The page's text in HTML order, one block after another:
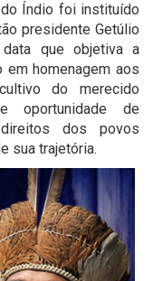
Índio foi instituído
presidente Getúlio
que objetiva a
em homenagem aos
do merecido
oportunidade de
dos povos
sua trajetória.